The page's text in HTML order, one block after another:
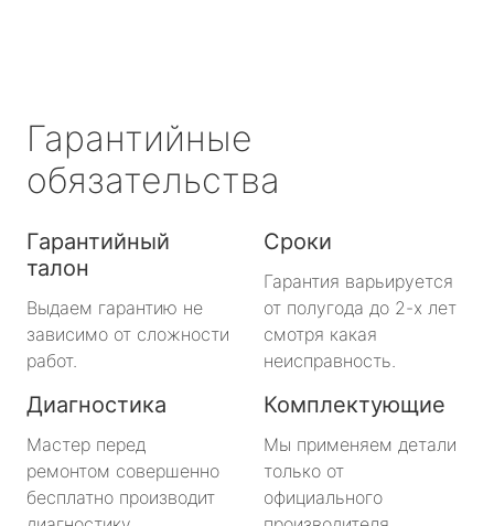
Гарантийные
обязательства
Гарантийный
талон
Выдаем гарантию не
зависимо от сложности
работ.
Сроки
Гарантия варьируется
от полугода до 2-х лет
смотря какая
неисправность.
Диагностика
Мастер перед
ремонтом совершенно
бесплатно производит
Комплектующие
Мы применяем детали
только от
официального